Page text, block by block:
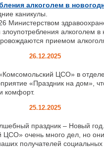
алкоголем в
каникулы.
алкоголем в
приемом
26.12.2025
ЦСО» в
«Праздник на дом»,
и комфорт.
25.12.2025
праздник – Новый
очень много дел, но
получателей